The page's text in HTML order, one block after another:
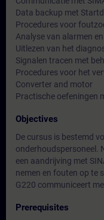
Data backup met
Procedures voor
Analyse van alarmen
Uitlezen van het
Signalen tracen met
Procedures voor het
Converter and motor
Practische oefeningen
Objectives
De cursus is bestemd
onderhoudspersoneel.
een aandrijving met
nemen en fouten op te
G220 communiceert
Prerequisites